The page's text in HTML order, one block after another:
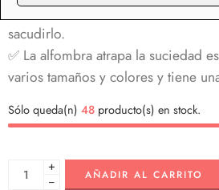
✅ Muy fácil de limpiar, solo
sacudirlo.
✅ La alfombra atrapa la suciedad
varios tamaños y colores y tiene
Sólo queda(n) 48 producto(s) en stock.
+
−
AÑADIR AL CARRITO